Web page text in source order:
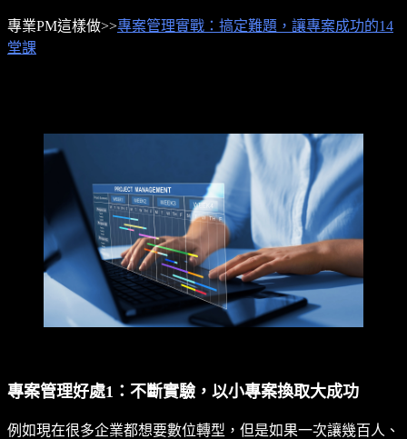
專業PM這樣做>>專案管理實戰：搞定難題，讓專案成功的14
堂課
專案管理好處1：不斷實驗，以小專案換取大成功
例如現在很多企業都想要數位轉型，但是如果一次讓幾百人、